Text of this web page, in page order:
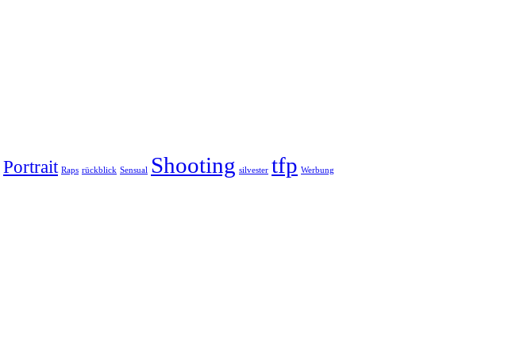
Portrait Raps rückblick Sensual Shooting silvester tfp Werbung